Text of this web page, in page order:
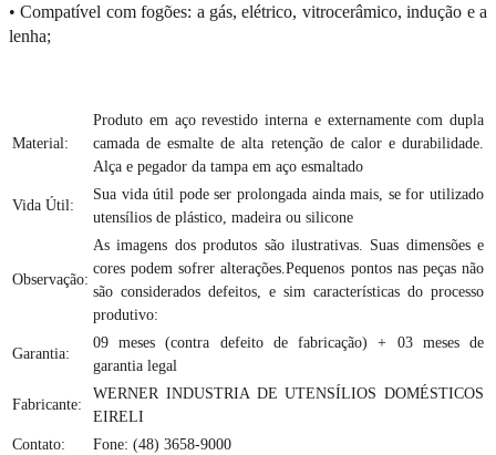
• Compatível com fogões: a gás, elétrico, vitrocerâmico, indução e a
lenha;
Material:
Produto em aço revestido interna e externamente com dupla
camada de esmalte de alta retenção de calor e durabilidade.
Alça e pegador da tampa em aço esmaltado
Vida Útil:
Sua vida útil pode ser prolongada ainda mais, se for utilizado
utensílios de plástico, madeira ou silicone
Observação:
As imagens dos produtos são ilustrativas. Suas dimensões e
cores podem sofrer alterações.Pequenos pontos nas peças não
são considerados defeitos, e sim características do processo
produtivo:
Garantia:
09 meses (contra defeito de fabricação) + 03 meses de
garantia legal
Fabricante:
WERNER INDUSTRIA DE UTENSÍLIOS DOMÉSTICOS
EIRELI
Contato:
Fone: (48) 3658-9000